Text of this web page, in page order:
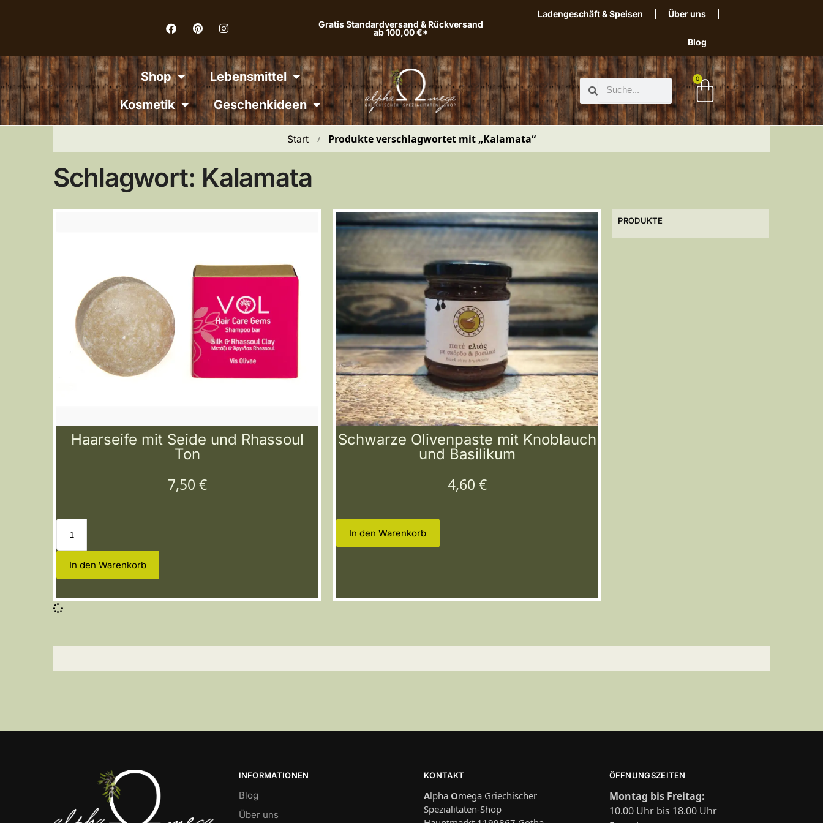
Gratis Standardversand & Rückversand
ab 100,00 €*
Ladengeschäft & Speisen Über uns
Blog
Shop
Lebensmittel
Kosmetik
Geschenkideen
0
Start / Produkte verschlagwortet mit „Kalamata“
Schlagwort: Kalamata
Haarseife mit Seide und Rhassoul
Ton
7,50 €
In den Warenkorb
Schwarze Olivenpaste mit Knoblauch
und Basilikum
4,60 €
In den Warenkorb
PRODUKTE
INFORMATIONEN
Blog
Über uns
KONTAKT
Alpha Omega Griechischer
Spezialitäten-Shop
ÖFFNUNGSZEITEN
Montag bis Freitag:
10.00 Uhr bis 18.00 Uhr